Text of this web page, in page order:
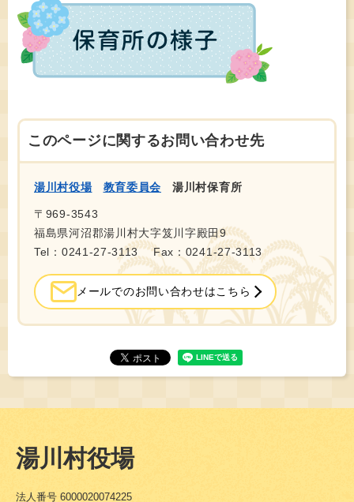
このページに関するお問い合わせ先
湯川村役場 教育委員会 湯川村保育所
〒969-3543
福島県河沼郡湯川村大字笈川字殿田9
Tel：0241-27-3113
Fax：0241-27-3113
メールでのお問い合わせはこちら
湯川村役場
法人番号 6000020074225